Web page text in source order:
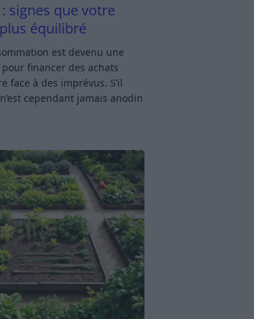
signes que votre
équilibré
est devenu une
financer des achats
face à des imprévus. S’il
cependant jamais anodin